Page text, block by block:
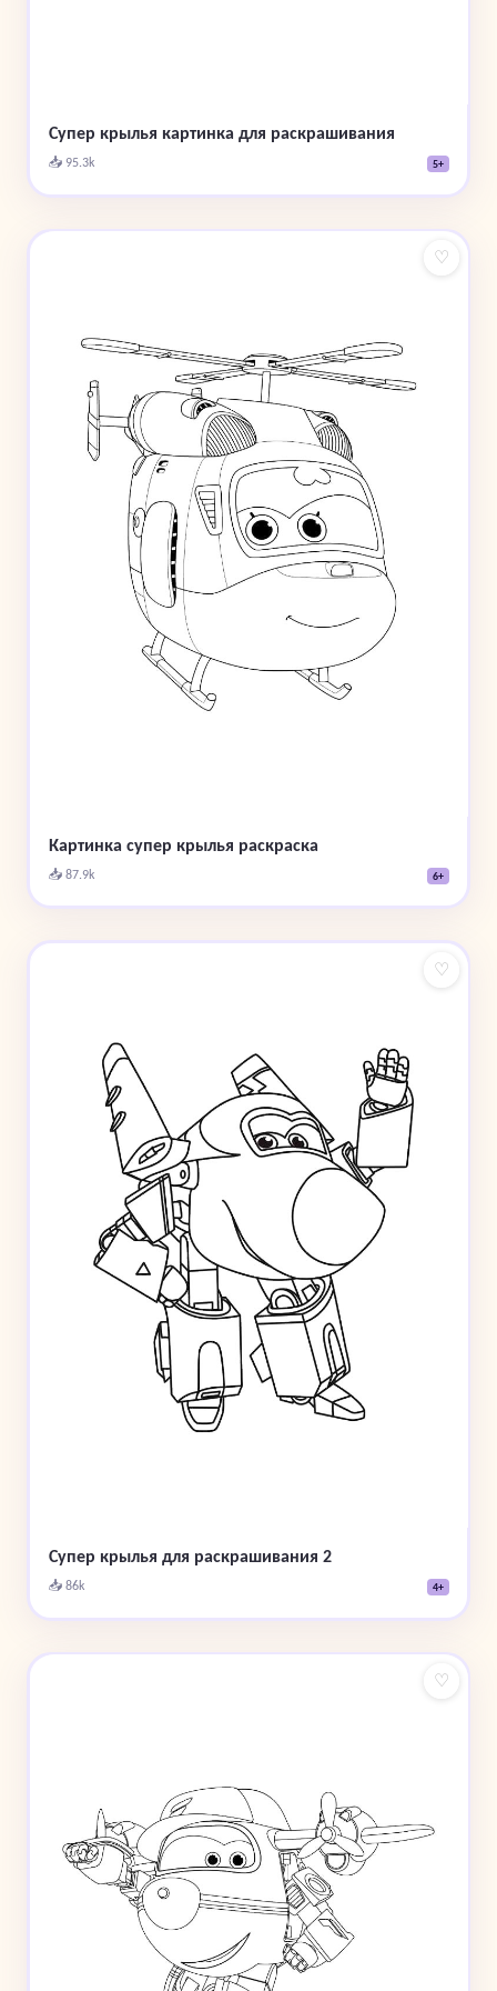
Супер крылья картинка для раскрашивания
📥 95.3k 5+
♡
Картинка супер крылья раскраска
📥 87.9k 6+
♡
Супер крылья для раскрашивания 2
📥 86k 4+
♡